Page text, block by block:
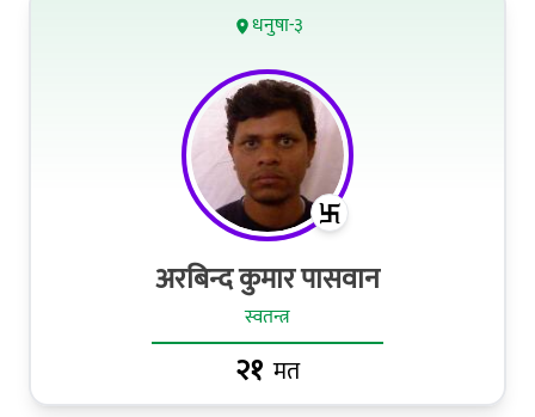
धनुषा-३
अरबिन्द कुमार पासवान
स्वतन्त्र
२१ मत